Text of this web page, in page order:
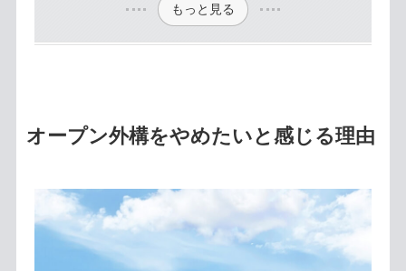
もっと見る
オープン外構をやめたいと感じる理由